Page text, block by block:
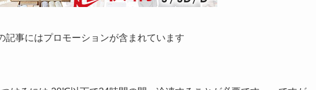
記事にはプロモーションが含まれています